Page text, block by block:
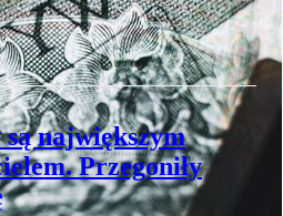
obligacje? Widać
największym
Przegoniły